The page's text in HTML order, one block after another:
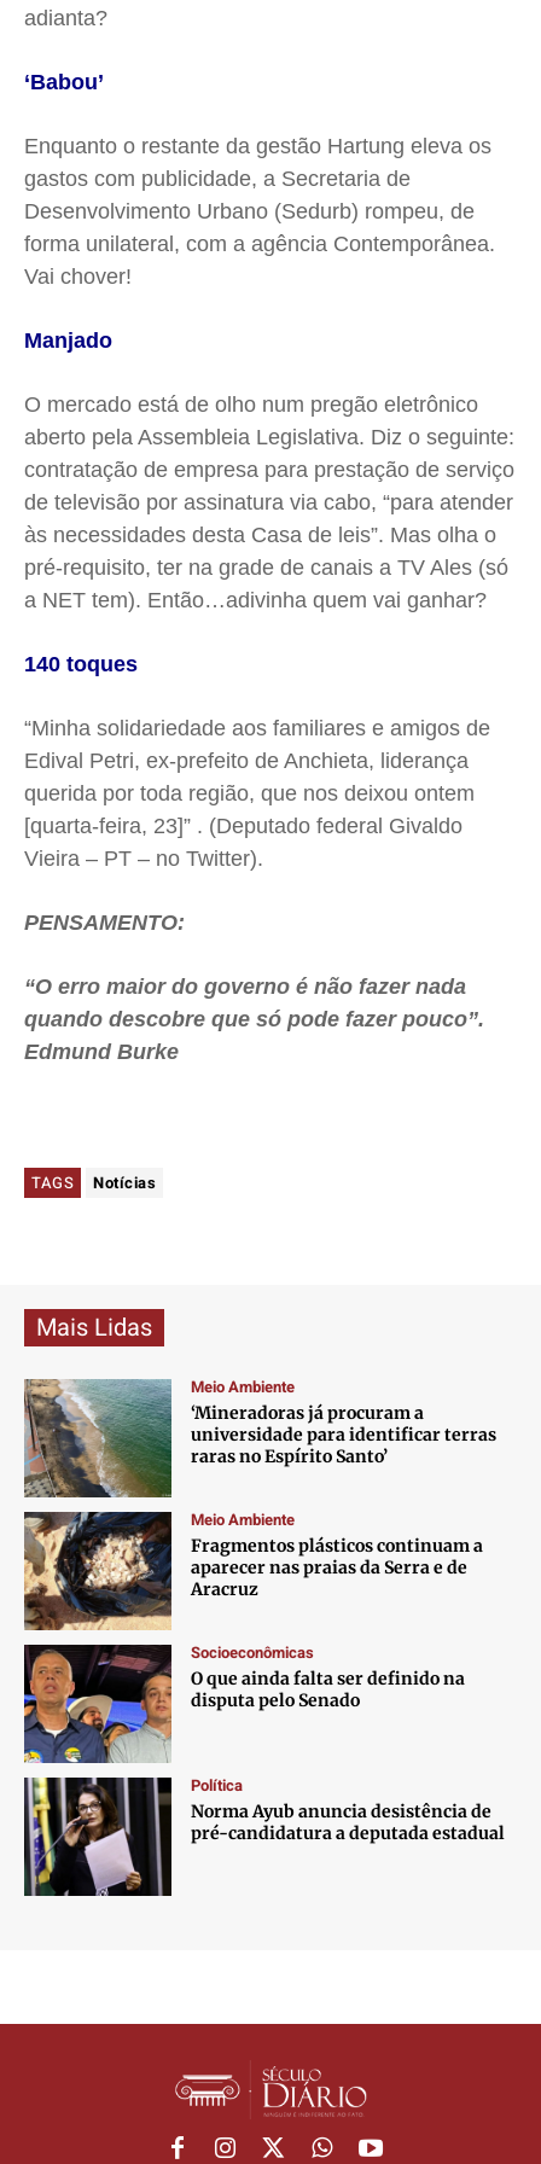
adianta?
‘Babou’
Enquanto o restante da gestão Hartung eleva os
gastos com publicidade, a Secretaria de
Desenvolvimento Urbano (Sedurb) rompeu, de
forma unilateral, com a agência Contemporânea.
Vai chover!
Manjado
O mercado está de olho num pregão eletrônico
aberto pela Assembleia Legislativa. Diz o seguinte:
contratação de empresa para prestação de serviço
de televisão por assinatura via cabo, “para atender
às necessidades desta Casa de leis”. Mas olha o
pré-requisito, ter na grade de canais a TV Ales (só
a NET tem). Então…adivinha quem vai ganhar?
140 toques
“Minha solidariedade aos familiares e amigos de
Edival Petri, ex-prefeito de Anchieta, liderança
querida por toda região, que nos deixou ontem
[quarta-feira, 23]” . (Deputado federal Givaldo
Vieira – PT – no Twitter).
PENSAMENTO:
“O erro maior do governo é não fazer nada
quando descobre que só pode fazer pouco”.
Edmund Burke
TAGS Notícias
Mais Lidas
Meio Ambiente
‘Mineradoras já procuram a
universidade para identificar terras
raras no Espírito Santo’
Meio Ambiente
Fragmentos plásticos continuam a
aparecer nas praias da Serra e de
Aracruz
Socioeconômicas
O que ainda falta ser definido na
disputa pelo Senado
Política
Norma Ayub anuncia desistência de
pré-candidatura a deputada estadual